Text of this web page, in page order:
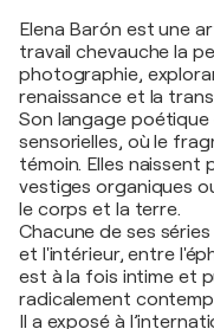
Elena Barón est une
travail chevauche la
photographie,
renaissance et la
Son langage
sensorielles, où le
témoin. Elles naissent
vestiges organiques
le corps et la terre.
Chacune de ses
et l'intérieur, entre
est à la fois intime et
radicalement
Il a exposé à